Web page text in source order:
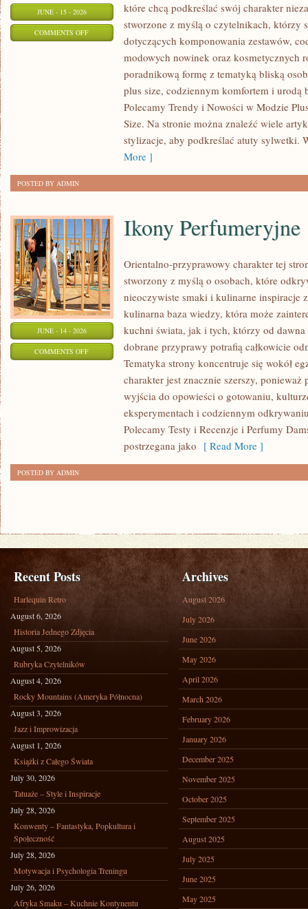
JUNE - 15 - 2026
COMMENTS OFFON
które chcą podkreślać swój charakter
stworzone z myślą o czytelnikach, którzy
dotyczących komponowania zestawów,
modowych nowinek oraz kosmetycznych
poradnikową formę z tematyką bliską
plus size, codziennym komfortem i urodą
Polecamy Trendy i Nowości w Modzie
Size. Na stronie można znaleźć wiele
stylizacje, aby podkreślać atuty sylwetki.
More ]
POSTED BY ADMIN
JUNE - 14 - 2026
COMMENTS OFFON
PERFUMERYJNE
Ikony Perfumeryjne
Orientalno-przyprawowy charakter tej
stworzony z myślą o osobach, które
nieoczywiste smaki i kulinarne inspiracje
kulinarna baza wiedzy, która może
kuchni świata, jak i tych, którzy od
dobrane przyprawy potrafią całkowicie
Tematyka strony koncentruje się wokół
charakter jest znacznie szerszy,
wyjścia do opowieści o gotowaniu,
eksperymentach i codziennym
Polecamy Testy i Recenzje i Perfumy
postrzegana jako [ Read More ]
POSTED BY ADMIN
Recent Posts
Harlequin Retro
August 6, 2026
Historia Jednego Zdjęcia
August 5, 2026
Rubryka Czytelników
August 4, 2026
Rocky Mountains (Ameryka Północna)
August 3, 2026
Jazz i Improwizacja
August 1, 2026
Książki z Całego Świata
July 30, 2026
Tatuaże – Style i Inspiracje
July 28, 2026
Konwenty – Fantastyka, Popkultura i
Społeczność
July 28, 2026
Motywacja i Psychologia Treningu
July 26, 2026
Afryka Smaku – Kuchnie Kontynentu
Archives
August 2026
July 2026
June 2026
May 2026
April 2026
March 2026
February 2026
January 2026
December 2025
November 2025
October 2025
September 2025
August 2025
July 2025
June 2025
May 2025